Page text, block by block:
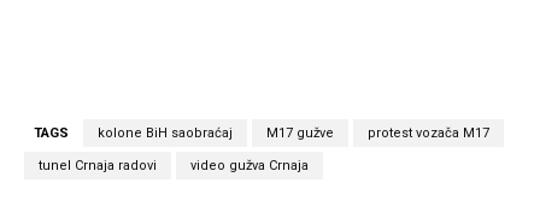
TAGS kolone BiH saobraćaj M17 gužve protest vozača M17
tunel Crnaja radovi video gužva Crnaja